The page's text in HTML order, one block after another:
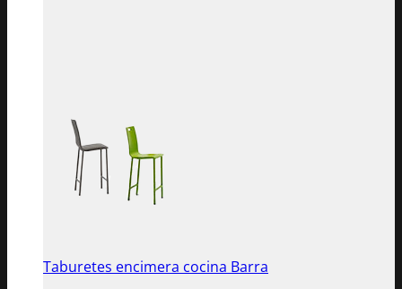
Taburetes encimera cocina Barra